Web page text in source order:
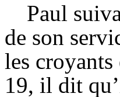
Paul
de son
les
19, il dit